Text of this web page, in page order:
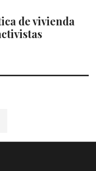
de vivienda